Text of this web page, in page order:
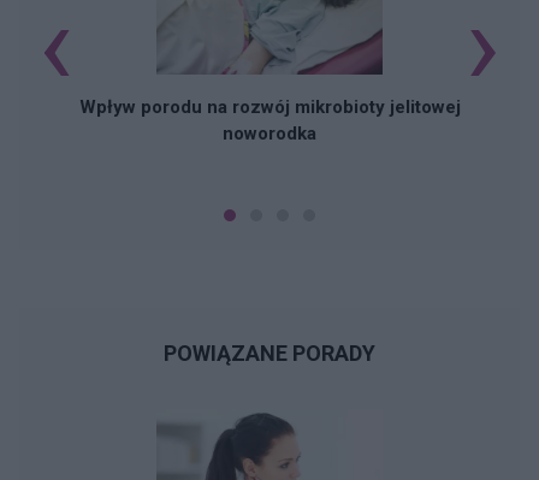
Wpływ porodu na rozwój mikrobioty jelitowej
noworodka
‹ ›
POWIĄZANE PORADY